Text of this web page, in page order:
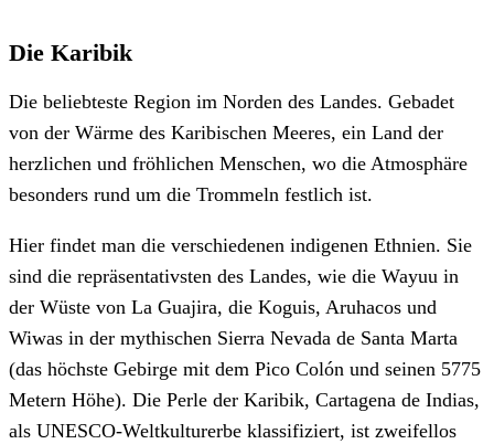
Die Karibik
Die beliebteste Region im Norden des Landes. Gebadet
von der Wärme des Karibischen Meeres, ein Land der
herzlichen und fröhlichen Menschen, wo die Atmosphäre
besonders rund um die Trommeln festlich ist.
Hier findet man die verschiedenen indigenen Ethnien. Sie
sind die repräsentativsten des Landes, wie die Wayuu in
der Wüste von La Guajira, die Koguis, Aruhacos und
Wiwas in der mythischen Sierra Nevada de Santa Marta
(das höchste Gebirge mit dem Pico Colón und seinen 5775
Metern Höhe). Die Perle der Karibik, Cartagena de Indias,
als UNESCO-Weltkulturerbe klassifiziert, ist zweifellos